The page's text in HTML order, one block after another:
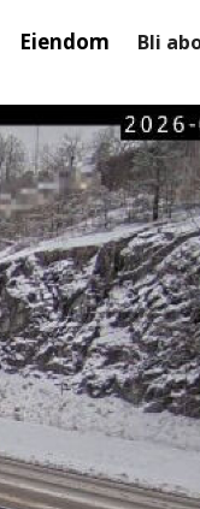
Eiendom Bli